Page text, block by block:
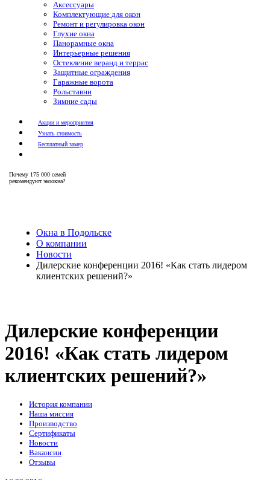
Аксессуары
Комплектующие для окон
Ремонт и регулировка окон
Глухие окна
Панорамные окна
Интерьерные решения
Остекление веранд и террас
Защитные ограждения
Гаражные ворота
Рольставни
Зимние сады
Акции и мероприятия
Узнать стоимость
Бесплатный замер
Почему 175 000 семей
рекомендуют экоокна?
Окна в Подольске
О компании
Новости
Дилерские конференции 2016! «Как стать лидером
клиентских решений?»
Дилерские конференции
2016! «Как стать лидером
клиентских решений?»
История компании
Наша миссия
Производство
Сертификаты
Новости
Вакансии
Отзывы